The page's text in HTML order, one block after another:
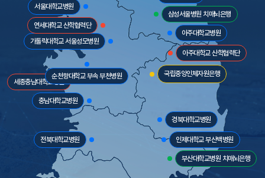
삼성서울병원 치매뇌은행
아주대학교병원
아주대학교 산학협력단
국립중앙인체자원은행
경북대학교병원
인제대학교 부산백병원
부산대학교병원 치매뇌은행
전북대학교병원
충남대학교병원
세종충남대학교병원
순천향대학교 부속 부천병원
가톨릭대학교 서울성모병원
연세대학교 산학협력단
서울대학교병원